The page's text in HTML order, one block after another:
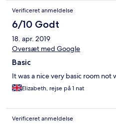
Verificeret anmeldelse
6/10 Godt
18. apr. 2019
Oversæt med Google
Basic
It was a nice very basic room not
Elizabeth, rejse på 1 nat
Verificeret anmeldelse